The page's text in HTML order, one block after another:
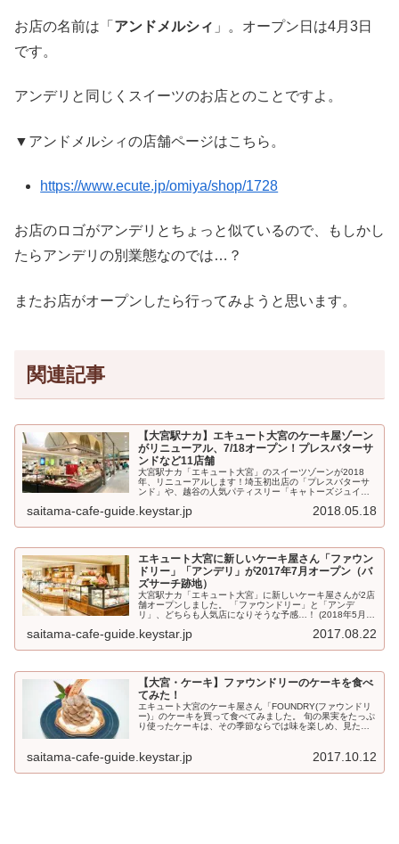
お店の名前は「 アンドメルシィ 」。オープン日は4月3日
です。
アンデリと同じくスイーツのお店とのことですよ。
▼アンドメルシィの店舗ページはこちら。
https://www.ecute.jp/omiya/shop/1728
お店のロゴがアンデリとちょっと似ているので、もしかし
たらアンデリの別業態なのでは…？
またお店がオープンしたら行ってみようと思います。
関連記事
【大宮駅ナカ】エキュート大宮のケーキ屋ゾーン
がリニューアル、7/18オープン！プレスバターサ
ンドなど11店舗
大宮駅ナカ「エキュート大宮」のスイーツゾーンが2018
年、リニューアルします！埼玉初出店の「プレスバターサ
ンド」や、越谷の人気パティスリー「キャトーズジュイ
日(水)、...
saitama-cafe-guide.keystar.jp 2018.05.18
エキュート大宮に新しいケーキ屋さん「ファウン
ドリー」「アンデリ」が2017年7月オープン（バ
ズサーチ跡地）
大宮駅ナカ「エキュート大宮」に新しいケーキ屋さんが2店
舗オープンしました。 「ファウンドリー」と「アンデ
リ」、どちらも人気店になりそうな予感…！ (2018年5月追
saitama-cafe-guide.keystar.jp 2017.08.22
【大宮・ケーキ】ファウンドリーのケーキを食べ
てみた！
エキュート大宮のケーキ屋さん「FOUNDRY(ファウンドリ
ー)」のケーキを買って食べてみました。 旬の果実をたっぷ
り使ったケーキは、その季節ならでは味を楽しめ、見た目
saitama-cafe-guide.keystar.jp 2017.10.12